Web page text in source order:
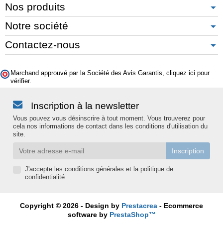
Nos produits
Notre société
Contactez-nous
Marchand approuvé par la Société des Avis Garantis, cliquez ici pour
vérifier.
Inscription à la newsletter
Vous pouvez vous désinscrire à tout moment. Vous trouverez pour
cela nos informations de contact dans les conditions d'utilisation du
site.
J'accepte les conditions générales et la politique de
confidentialité
Copyright © 2026 - Design by Prestacrea - Ecommerce
software by PrestaShop™